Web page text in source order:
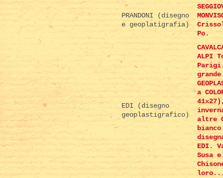
PRANDONI (disegno
e geoplatigrafia)
Po.
EDI (disegno
geoplastigrafico)
ALPI
grande
a
altre
EDI.
Susa